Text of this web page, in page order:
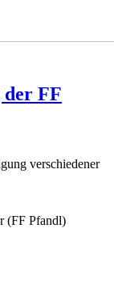
der FF
verschiedener
(FF Pfandl)